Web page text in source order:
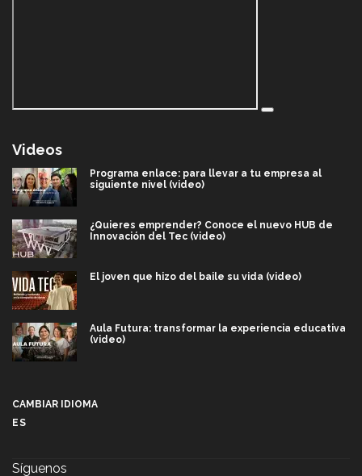
Videos
Programa enlace: para llevar a tu empresa al
siguiente nivel (video)
¿Quieres emprender? Conoce el nuevo HUB de
Innovación del Tec (video)
El joven que hizo del baile su vida (video)
Aula Futura: transformar la experiencia educativa
(video)
CAMBIAR IDIOMA
ES
Síguenos